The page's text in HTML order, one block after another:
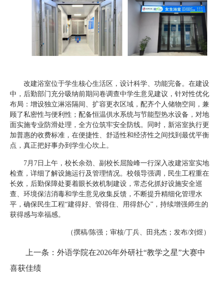
改建浴室位于学生核心生活区，设计科学、功能完备。在建设
中，后勤部门充分吸纳前期问卷调查中学生意见建议，针对性优化
布局：增设独立淋浴隔间、扩容更衣区域，配齐个人储物空间，兼
顾了私密性与便利性；配备恒温供水系统与节能型热水设备，对地
面实施专业防滑处理，全方位筑牢安全防线。同时，新浴室执行更
加普惠的收费标准，在便捷性、舒适性和经济性之间找到最优平衡
点，真正把好事办到学生心坎上。
7月7日上午，校长余劲、副校长屈险峰一行深入改建浴室实地
检查，详细了解设施运行及管理情况。校领导强调，民生工程重在
长效，后勤保障处要着眼长效机制建设，常态化抓好设施安全巡
查、环境保洁消毒和学生意见收集反馈，不断提升精细化管理水
平，确保民生工程“建得好、管得住、用得舒心”，持续增强师生的
获得感与幸福感。
（撰稿/陈强；审核/丁兵、田兆杰；发布/刘煜）
上一条：外语学院在2026年外研社“教学之星”大赛中
喜获佳绩